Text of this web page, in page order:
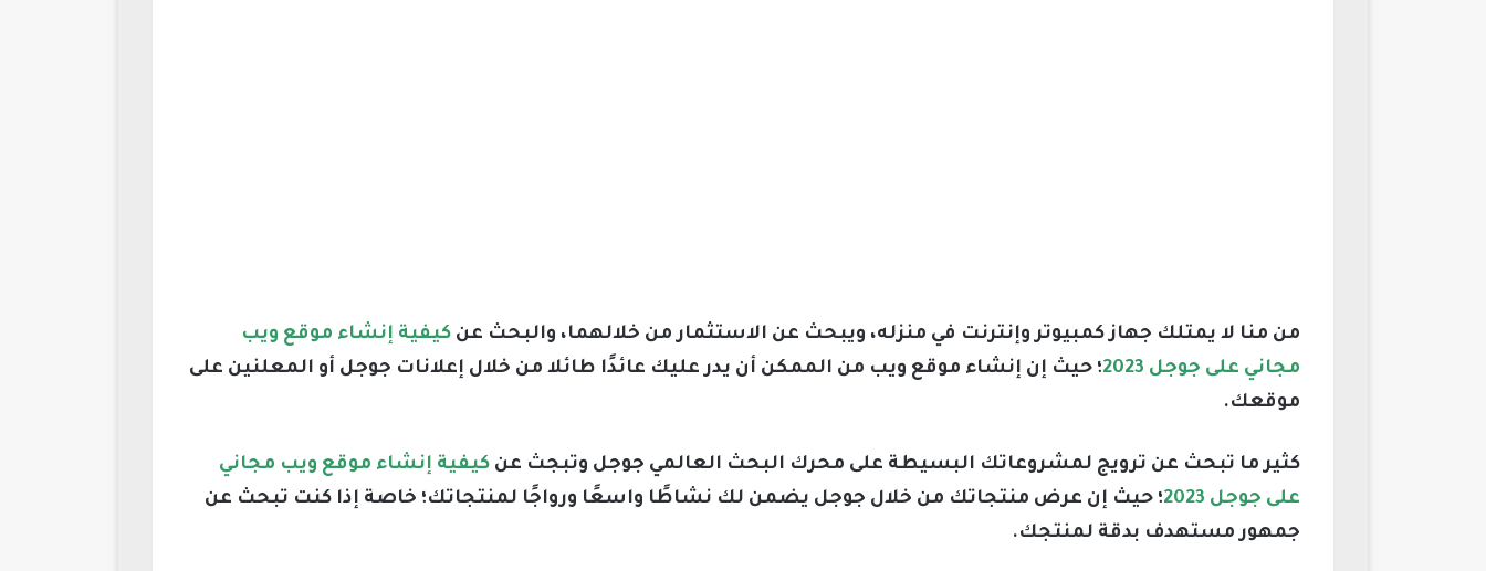
من منا لا يمتلك جهاز كمبيوتر وإنترنت في منزله، ويبحث عن الاستثمار من خلالهما، والبحث عن كيفية إنشاء موقع ويب
مجاني على جوجل 2023
؛ حيث إن إنشاء موقع ويب من الممكن أن يدر عليك عائدًا طائلا من خلال إعلانات جوجل أو المعلنين على
موقعك.
كثير ما تبحث عن ترويج لمشروعاتك البسيطة على محرك البحث العالمي جوجل وتبجث عن كيفية إنشاء موقع ويب مجاني
على جوجل 2023
؛ حيث إن عرض منتجاتك من خلال جوجل يضمن لك نشاطًا واسعًا ورواجًا لمنتجاتك؛ خاصة إذا كنت تبحث عن
جمهور مستهدف بدقة لمنتجك.